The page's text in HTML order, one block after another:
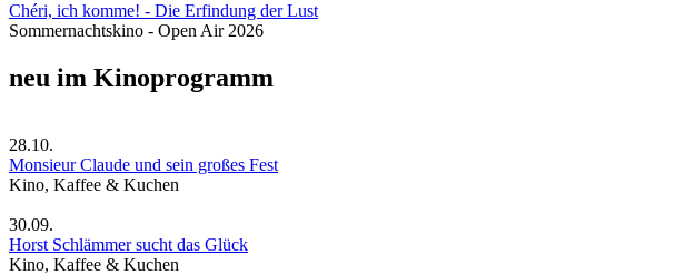
Chéri, ich komme! - Die Erfindung der Lust
Sommernachtskino - Open Air 2026
neu im Kinoprogramm
28.10.
Monsieur Claude und sein großes Fest
Kino, Kaffee & Kuchen
30.09.
Horst Schlämmer sucht das Glück
Kino, Kaffee & Kuchen